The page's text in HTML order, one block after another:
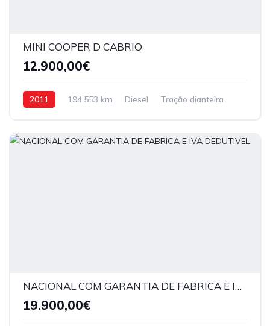
MINI COOPER D CABRIO
12.900,00€
2011 194.553 km Diesel Tração dianteira
NACIONAL COM GARANTIA DE FABRICA E IVA DEDUTIVEL
19.900,00€